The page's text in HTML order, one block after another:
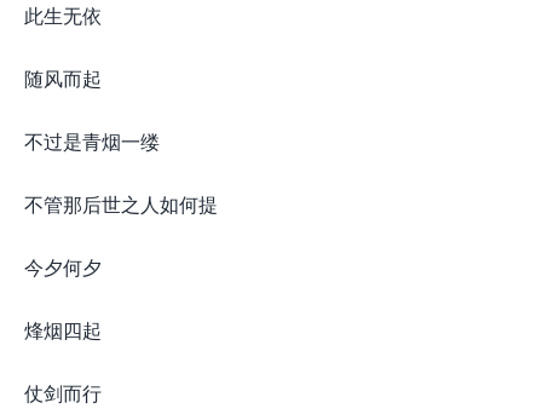
此生无依
随风而起
不过是青烟一缕
不管那后世之人如何提
今夕何夕
烽烟四起
仗剑而行